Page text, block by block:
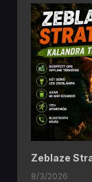
Zeblaze
8/3/2026